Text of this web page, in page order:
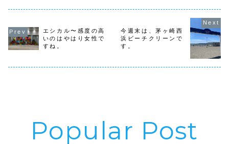
９日（日）９時か
らを予定していま
す。是非、ご参加
下さい。
降...
業再開で、ゆっく
と年末年始は、普
段とは違った時間
が流れる港区新橋
咲かるのが
み...
エシカル〜感度の高
いのはやはり女性で
すね。
今週末は、茅ヶ崎西
浜ビーチクリーンで
す。